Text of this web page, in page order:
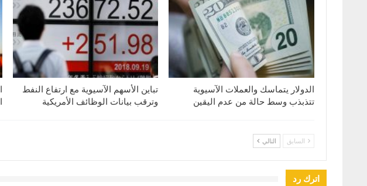
الدولار يتماسك والعملات الآسيوية
تتذبذب وسط حالة من عدم اليقين
تباين الأسهم الآسيوية مع ارتفاع النفط
وترقب بيانات الوظائف الأمريكية
السابق التالي
اترك رد